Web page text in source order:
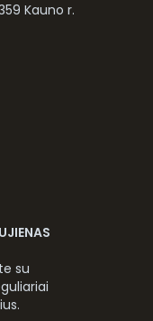
Kauno r.
su